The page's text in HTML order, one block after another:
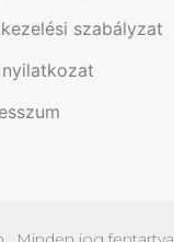
szabályzat